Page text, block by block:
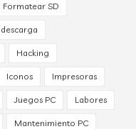
Formatear SD
Hacking
Iconos Impresoras
Juegos PC Labores
Mantenimiento PC